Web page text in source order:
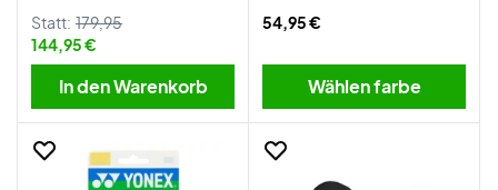
Statt: 179,95
144,95 €
In den Warenkorb
54,95 €
Wählen farbe